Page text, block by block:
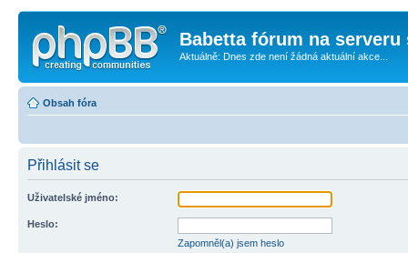
Babetta fórum na serveru
Aktuálně: Dnes zde není žádná aktuální akce...
Obsah fóra
Přihlásit se
Uživatelské jméno:
Heslo:
Zapomněl(a) jsem heslo